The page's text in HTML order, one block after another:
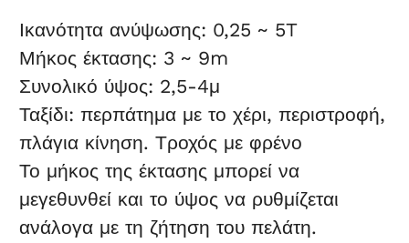
Ικανότητα ανύψωσης: 0,25 ~ 5T
Μήκος έκτασης: 3 ~ 9m
Συνολικό ύψος: 2,5-4μ
Ταξίδι: περπάτημα με το χέρι, περιστροφή,
πλάγια κίνηση. Τροχός με φρένο
Το μήκος της έκτασης μπορεί να
μεγεθυνθεί και το ύψος να ρυθμίζεται
ανάλογα με τη ζήτηση του πελάτη.